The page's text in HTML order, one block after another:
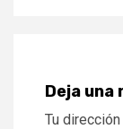
Deja
Tu